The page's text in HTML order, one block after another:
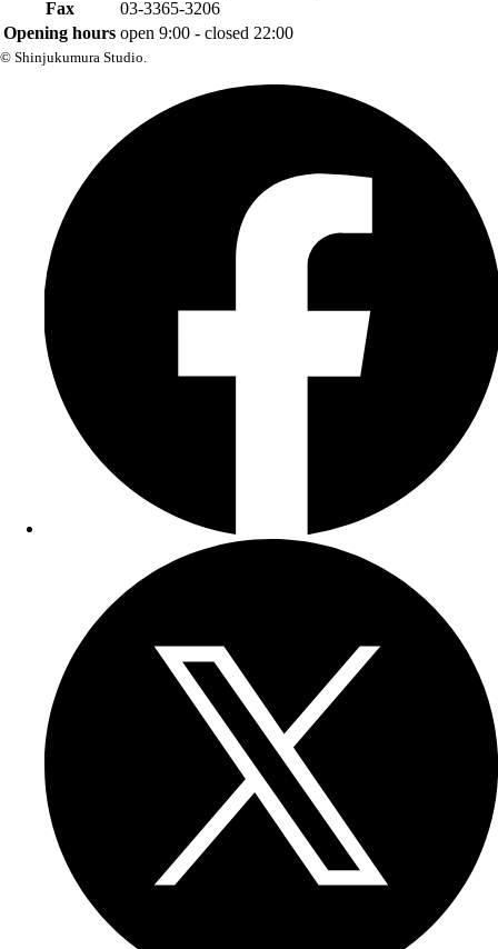
Fax
03-3365-3206
Opening hours open 9:00 - closed 22:00
© Shinjukumura Studio.